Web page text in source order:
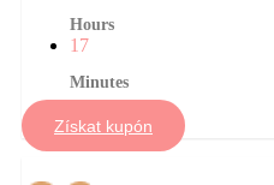
Hours
17
Minutes
Získat kupón